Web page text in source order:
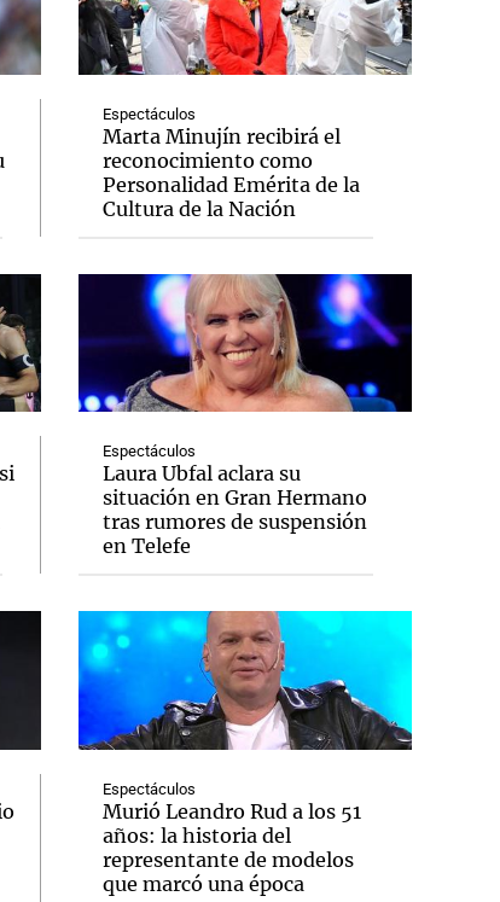
Espectáculos
Marta Minujín recibirá el
reconocimiento como
Personalidad Emérita de la
Cultura de la Nación
Espectáculos
Laura Ubfal aclara su
situación en Gran Hermano
tras rumores de suspensión
en Telefe
Espectáculos
Murió Leandro Rud a los 51
años: la historia del
representante de modelos
que marcó una época
Notas